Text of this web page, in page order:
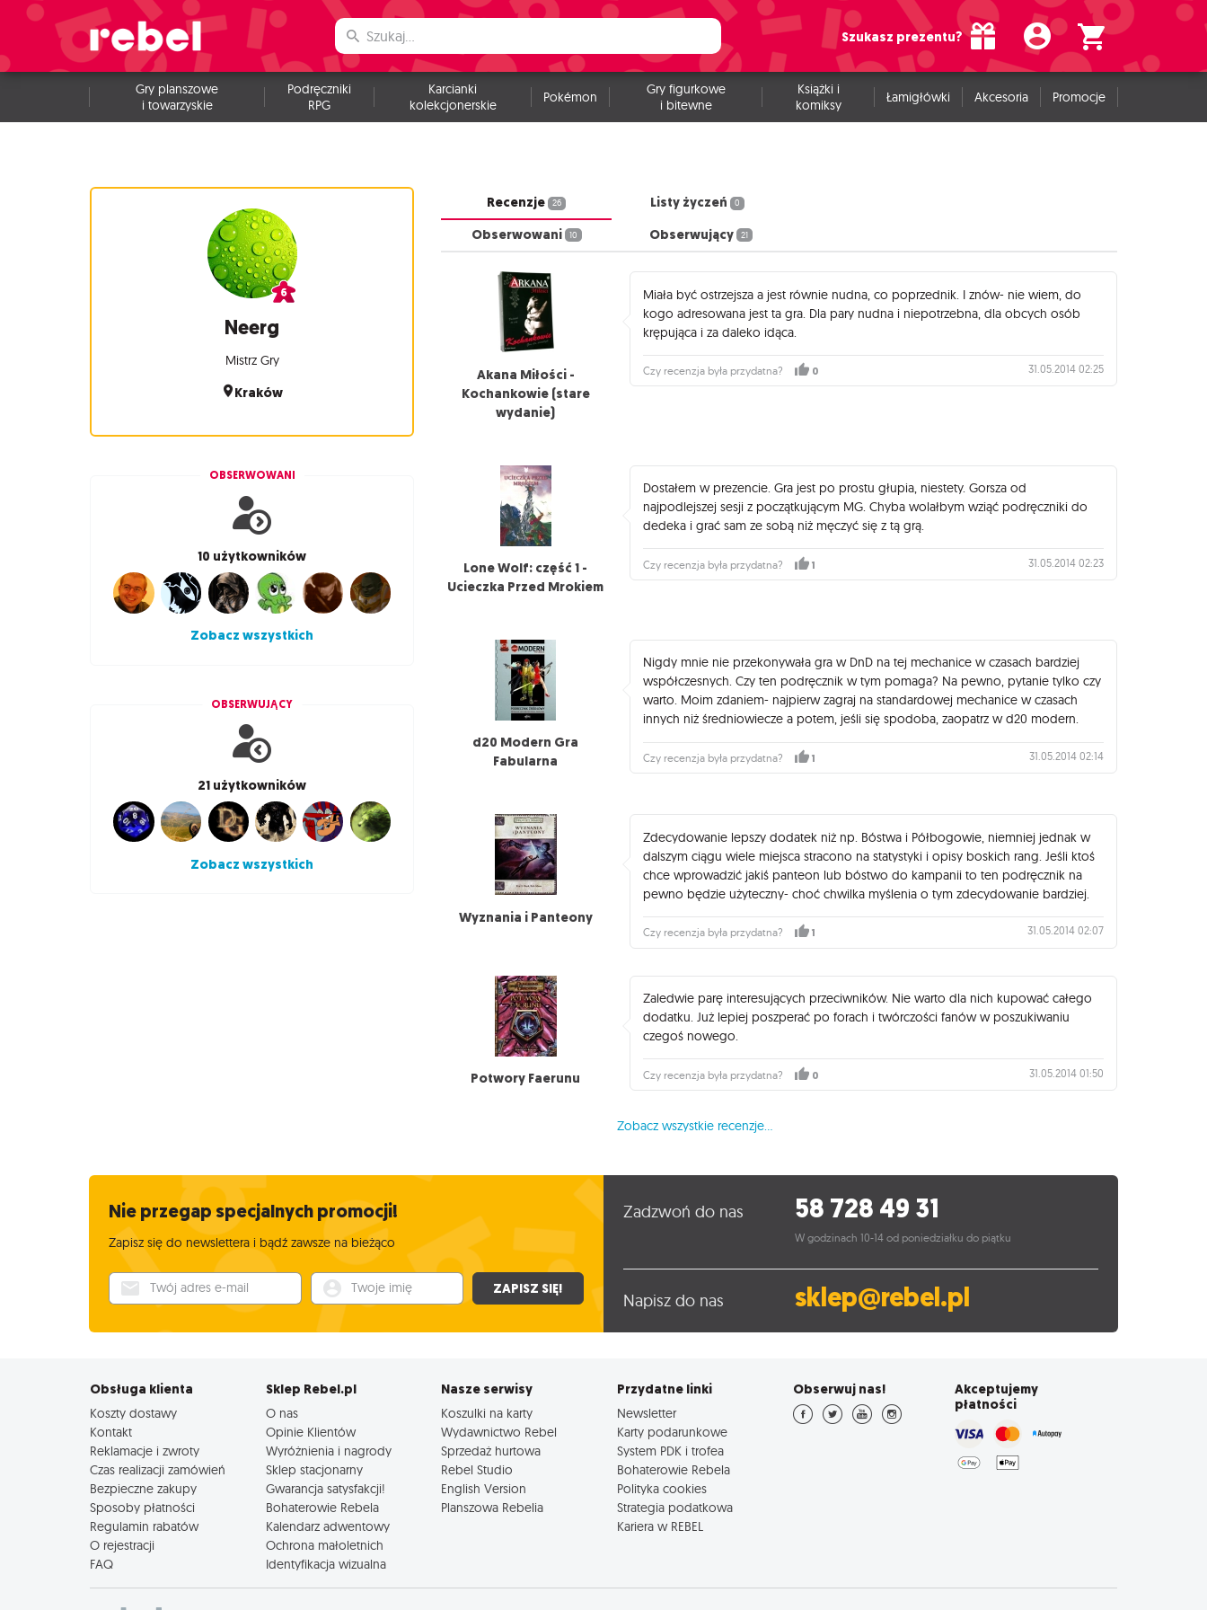
Szukasz prezentu?
Gry planszowe
i towarzyskie
Podręczniki
RPG
Karcianki
kolekcjonerskie
Pokémon
Gry figurkowe
i bitewne
Książki i
komiksy
Łamigłówki Akcesoria Promocje
Neerg
Mistrz Gry
Kraków
OBSERWOWANI
10 użytkowników
Zobacz wszystkich
OBSERWUJĄCY
21 użytkowników
Zobacz wszystkich
Recenzje 26 Listy życzeń 0
Obserwowani 10 Obserwujący 21
Akana Miłości -
Kochankowie (stare
wydanie)
Miała być ostrzejsza a jest równie nudna, co poprzednik. I znów- nie wiem, do
kogo adresowana jest ta gra. Dla pary nudna i niepotrzebna, dla obcych osób
krępująca i za daleko idąca.
Czy recenzja była przydatna? 0 31.05.2014 02:25
Lone Wolf: część 1 -
Ucieczka Przed Mrokiem
Dostałem w prezencie. Gra jest po prostu głupia, niestety. Gorsza od
najpodlejszej sesji z początkującym MG. Chyba wolałbym wziąć podręczniki do
dedeka i grać sam ze sobą niż męczyć się z tą grą.
Czy recenzja była przydatna? 1 31.05.2014 02:23
d20 Modern Gra
Fabularna
Nigdy mnie nie przekonywała gra w DnD na tej mechanice w czasach bardziej
współczesnych. Czy ten podręcznik w tym pomaga? Na pewno, pytanie tylko czy
warto. Moim zdaniem- najpierw zagraj na standardowej mechanice w czasach
innych niż średniowiecze a potem, jeśli się spodoba, zaopatrz w d20 modern.
Czy recenzja była przydatna? 1 31.05.2014 02:14
Wyznania i Panteony
Zdecydowanie lepszy dodatek niż np. Bóstwa i Półbogowie, niemniej jednak w
dalszym ciągu wiele miejsca stracono na statystyki i opisy boskich rang. Jeśli ktoś
chce wprowadzić jakiś panteon lub bóstwo do kampanii to ten podręcznik na
pewno będzie użyteczny- choć chwilka myślenia o tym zdecydowanie bardziej.
Czy recenzja była przydatna? 1 31.05.2014 02:07
Potwory Faerunu
Zaledwie parę interesujących przeciwników. Nie warto dla nich kupować całego
dodatku. Już lepiej poszperać po forach i twórczości fanów w poszukiwaniu
czegoś nowego.
Czy recenzja była przydatna? 0 31.05.2014 01:50
Zobacz wszystkie recenzje...
Nie przegap specjalnych promocji!
Zapisz się do newslettera i bądź zawsze na bieżąco
Twój adres e-mail Twoje imię ZAPISZ SIĘ!
Zadzwoń do nas 58 728 49 31
W godzinach 10-14 od poniedziałku do piątku
Napisz do nas sklep@rebel.pl
Obsługa klienta
Koszty dostawy
Kontakt
Reklamacje i zwroty
Czas realizacji zamówień
Bezpieczne zakupy
Sposoby płatności
Regulamin rabatów
O rejestracji
FAQ
Sklep Rebel.pl
O nas
Opinie Klientów
Wyróżnienia i nagrody
Sklep stacjonarny
Gwarancja satysfakcji!
Bohaterowie Rebela
Kalendarz adwentowy
Ochrona małoletnich
Identyfikacja wizualna
Nasze serwisy
Koszulki na karty
Wydawnictwo Rebel
Sprzedaż hurtowa
Rebel Studio
English Version
Planszowa Rebelia
Przydatne linki
Newsletter
Karty podarunkowe
System PDK i trofea
Bohaterowie Rebela
Polityka cookies
Strategia podatkowa
Kariera w REBEL
Obserwuj nas!
Akceptujemy
płatności